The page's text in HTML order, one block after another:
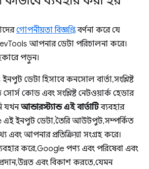
গোপনীয়তা বিজ্ঞপ্তিবর্ণনা করে যে
আপনার ডেটা পরিচালনা করে।
পড়ুন।
ডেটা হিসাবে কনসোল বার্তা, সংশ্লিষ্ট
সোর্স কোড এবং সংশ্লিষ্ট নেটওয়ার্ক হেডার
যখনআন্ডারস্ট্যান্ড এই বার্তাটিব্যবহার
ইনপুট ডেটা, তৈরি আউটপুট, সম্পর্কিত
এবং আপনার প্রতিক্রিয়া সংগ্রহ করে।
করে, Google পণ্য এবং পরিষেবা এবং
প্রদান, উন্নত এবং বিকাশ করতে, যেমন